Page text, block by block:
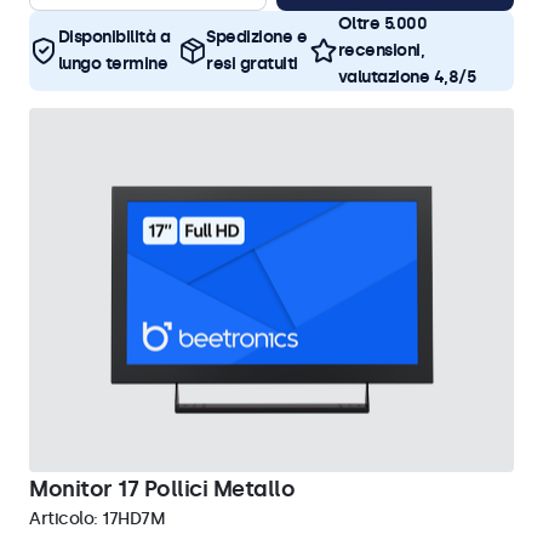
Disponibilità a
lungo termine
Spedizione e
resi gratuiti
Oltre 5.000
recensioni,
valutazione 4,8/5
Monitor 17 Pollici Metallo
Articolo: 17HD7M